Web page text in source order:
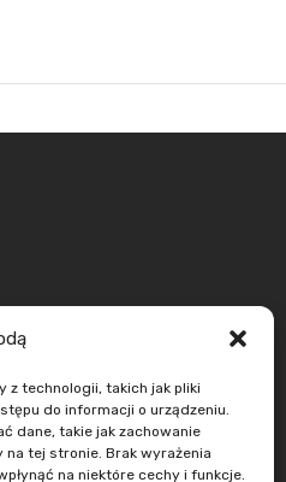
z technologii, takich jak pliki
do informacji o urządzeniu.
dane, takie jak zachowanie
tej stronie. Brak wyrażenia
na niektóre cechy i funkcje.